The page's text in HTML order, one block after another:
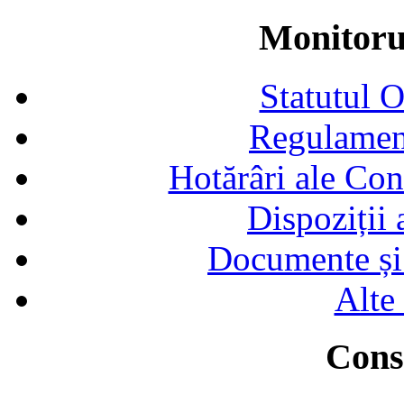
Statutul
Hotărâri ale
Dispoziții
Documente
Alte